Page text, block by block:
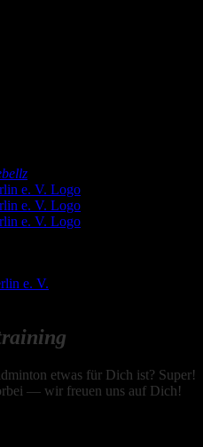
e. V.
etwas für Dich ist? Super!
— wir freuen uns auf Dich!